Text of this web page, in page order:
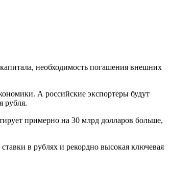
необходимость погашения внешних
А российские экспортеры будут
рубля.
примерно на 30 млрд долларов больше,
в рублях и рекордно высокая ключевая